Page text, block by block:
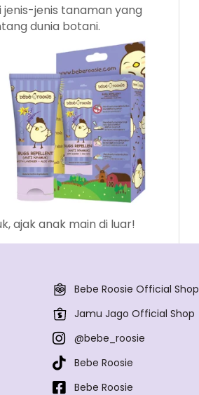
jenis tanaman yang
dunia botani.
ajak anak main di luar!
Bebe Roosie Official Shop
Jamu Jago Official Shop
@bebe_roosie
Bebe Roosie
Bebe Roosie